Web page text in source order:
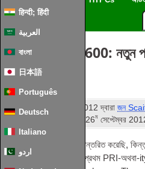
हिन्दी; हिंदी
العربية
বাংলা
日本語
Português
Deutsch
Italiano
اردو
BlackGold 3600: নতুন
টিভি কার্ড
প্রকাশিত 14 ফেব্রুয়ারি 2012 দ্বারাজন
. সর্বশেষ সংষ্করণ26ম সেপ্টেম্বর
আমি সম্প্রতি বাড়িতে স্থানান্তরিত করেছি,
পুনরুদ্ধার করেছি (সবসময় প্রথম PRI-অথবা-